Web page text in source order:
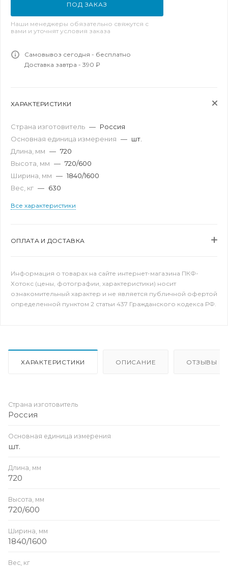
ПОД ЗАКАЗ
Наши менеджеры обязательно свяжутся с
вами и уточнят условия заказа
Самовывоз сегодня - бесплатно
Доставка завтра - 390 ₽
ХАРАКТЕРИСТИКИ
Страна изготовитель — Россия
Основная единица измерения — шт.
Длина, мм — 720
Высота, мм — 720/600
Ширина, мм — 1840/1600
Вес, кг — 630
Все характеристики
ОПЛАТА И ДОСТАВКА
Информация о товарах на сайте интернет-магазина ПКФ-
Хотокс (цены, фотографии, характеристики) носит
ознакомительный характер и не является публичной офертой
определенной пунктом 2 статьи 437 Гражданского кодекса РФ.
ХАРАКТЕРИСТИКИ ОПИСАНИЕ ОТЗЫВЫ
Страна изготовитель
Россия
Основная единица измерения
шт.
Длина, мм
720
Высота, мм
720/600
Ширина, мм
1840/1600
Вес, кг